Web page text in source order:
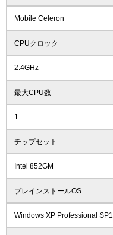
Mobile Celeron
CPUクロック
2.4GHz
最大CPU数
1
チップセット
Intel 852GM
プレインストールOS
Windows XP Professional SP1